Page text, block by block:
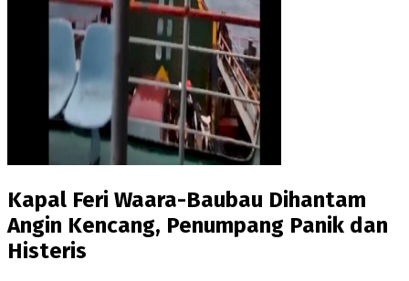
Kapal Feri Waara-Baubau Dihantam
Angin Kencang, Penumpang Panik dan
Histeris